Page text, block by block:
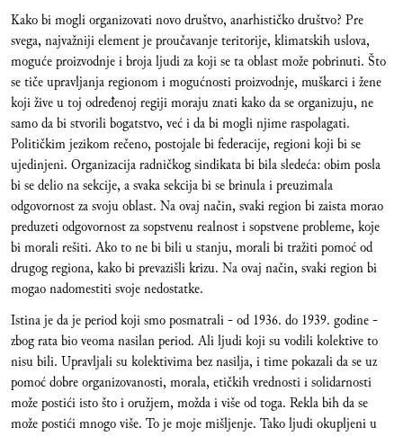
Kako bi mogli organizovati novo društvo, anarhističko društvo? Pre
svega, najvažniji element je proučavanje teritorije, klimatskih uslova,
moguće proizvodnje i broja ljudi za koji se ta oblast može pobrinuti. Što
se tiče upravljanja regionom i mogućnosti proizvodnje, muškarci i žene
koji žive u toj određenoj regiji moraju znati kako da se organizuju, ne
samo da bi stvorili bogatstvo, već i da bi mogli njime raspolagati.
Političkim jezikom rečeno, postojale bi federacije, regioni koji bi se
ujedinjeni. Organizacija radničkog sindikata bi bila sledeća: obim posla
bi se delio na sekcije, a svaka sekcija bi se brinula i preuzimala
odgovornost za svoju oblast. Na ovaj način, svaki region bi zaista morao
preduzeti odgovornost za sopstvenu realnost i sopstvene probleme, koje
bi morali rešiti. Ako to ne bi bili u stanju, morali bi tražiti pomoć od
drugog regiona, kako bi prevazišli krizu. Na ovaj način, svaki region bi
mogao nadomestiti svoje nedostatke.
Istina je da je period koji smo posmatrali - od 1936. do 1939. godine -
zbog rata bio veoma nasilan period. Ali ljudi koji su vodili kolektive to
nisu bili. Upravljali su kolektivima bez nasilja, i time pokazali da se uz
pomoć dobre organizovanosti, morala, etičkih vrednosti i solidarnosti
može postići isto što i oružjem, možda i više od toga. Rekla bih da se
može postići mnogo više. To je moje mišljenje. Tako ljudi okupljeni u